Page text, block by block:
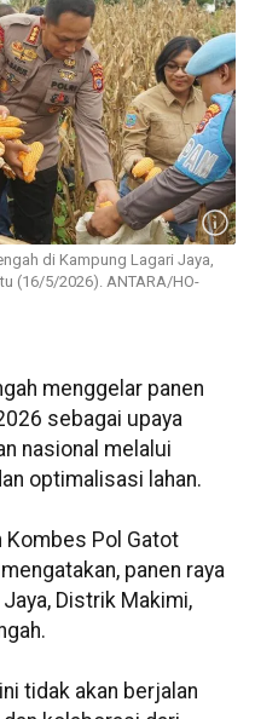
di Kampung Lagari Jaya,
(16/5/2026). ANTARA/HO-
menggelar panen
sebagai upaya
nasional melalui
optimalisasi lahan.
Kombes Pol Gatot
panen raya
Distrik Makimi,
tidak akan berjalan